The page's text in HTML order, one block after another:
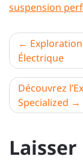
suspension
de
l’article
Électrique
Découvrez
Specialized